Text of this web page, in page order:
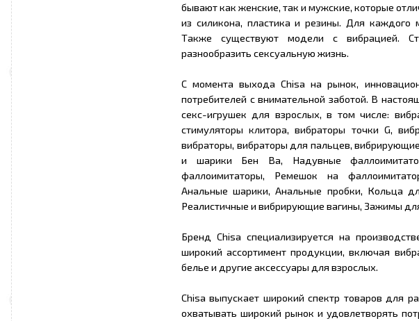
бывают как женские, так и мужские, которые
из силикона, пластика и резины. Для
Также существуют модели с вибрацией.
разнообразить сексуальную жизнь.
С момента выхода Chisa на рынок,
потребителей с внимательной заботой. В
секс-игрушек для взрослых, в том числе:
стимуляторы клитора, вибраторы точки G,
вибраторы, вибраторы для пальцев,
и шарики Бен Ва, Надувные
фаллоимитаторы, Ремешок на
Анальные шарики, Анальные пробки, Кольца
Реалистичные и вибрирующие вагины, Зажимы
Бренд Chisa специализируется на
широкий ассортимент продукции, включая
белье и другие аксессуары для взрослых.
Chisa выпускает широкий спектр товаров для
охватывать широкий рынок и удовлетворять